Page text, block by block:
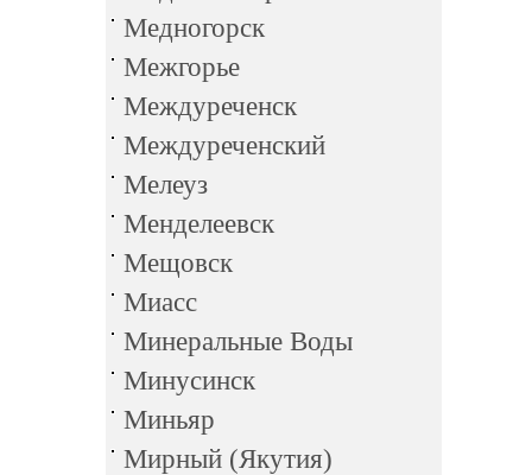
Медногорск
Межгорье
Междуреченск
Междуреченский
Мелеуз
Менделеевск
Мещовск
Миасс
Минеральные Воды
Минусинск
Миньяр
Мирный (Якутия)